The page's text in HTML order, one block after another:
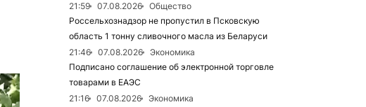
21:59 07.08.2026
Общество
Россельхознадзор не пропустил в Псковскую
область 1 тонну сливочного масла из Беларуси
21:46
07.08.2026
Экономика
Подписано соглашение об электронной торговле
товарами в ЕАЭС
21:16
07.08.2026
Экономика